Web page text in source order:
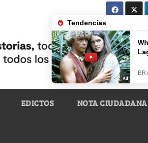
EDICTOS NOTA CIUDADANA